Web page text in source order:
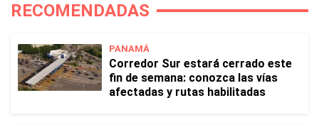
RECOMENDADAS
PANAMÁ
Corredor Sur estará cerrado este
fin de semana: conozca las vías
afectadas y rutas habilitadas